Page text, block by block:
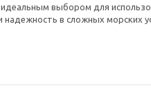
идеальным выбором для
надежность в сложных морских